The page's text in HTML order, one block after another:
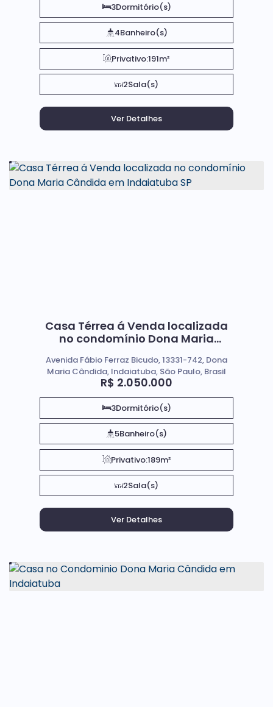
3Dormitório(s)
4Banheiro(s)
Privativo:191m²
2Sala(s)
Casa Térrea á Venda localizada
no condomínio Dona Maria
R$ 2.050.000
Avenida Fábio Ferraz Bicudo, 13331-742, Dona
Maria Cândida, Indaiatuba, São Paulo, Brasil
3Dormitório(s)
5Banheiro(s)
Privativo:189m²
2Sala(s)